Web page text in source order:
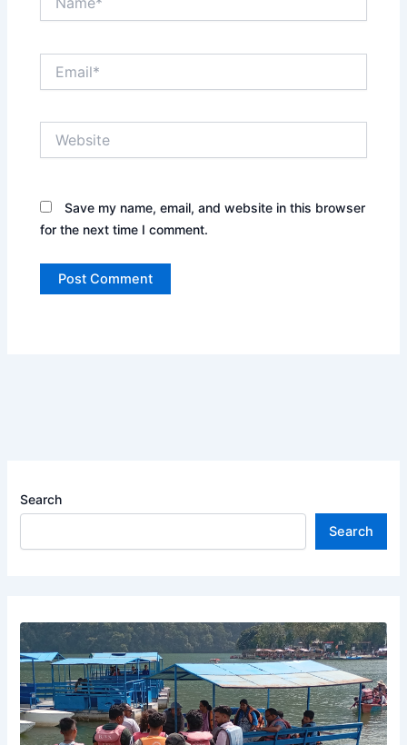
Save my name, email, and website in this browser
for the next time I comment.
Search
Search